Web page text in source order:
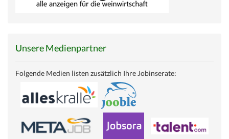
Unsere Medienpartner
Folgende Medien listen zusätzlich Ihre Jobinserate: